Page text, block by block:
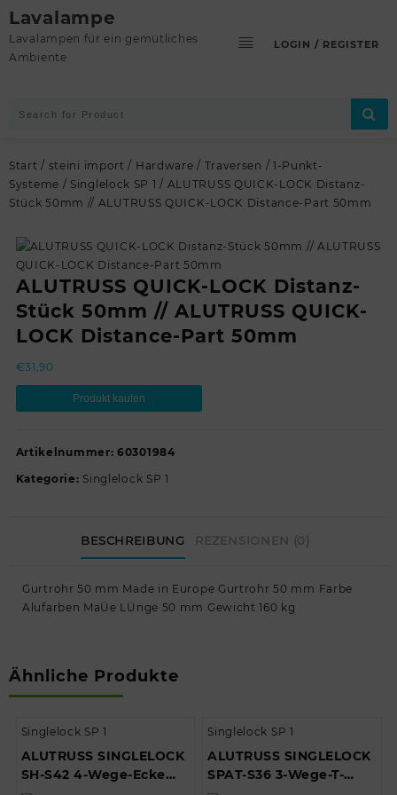
Skip
to
content
Lavalampe
Lavalampen für ein gemütliches
Ambiente
LOGIN / REGISTER
Start / steini import / Hardware / Traversen / 1-Punkt-
Systeme / Singlelock SP 1 / ALUTRUSS QUICK-LOCK Distanz-
Stück 50mm // ALUTRUSS QUICK-LOCK Distance-Part 50mm
ALUTRUSS QUICK-LOCK Distanz-
Stück 50mm // ALUTRUSS QUICK-
LOCK Distance-Part 50mm
€31,90
Produkt kaufen
Artikelnummer: 60301984
Kategorie: Singlelock SP 1
BESCHREIBUNG REZENSIONEN (0)
Gurtrohr 50 mm Made in Europe Gurtrohr 50 mm Farbe
Alufarben MaÜe LÜnge 50 mm Gewicht 160 kg
Ähnliche Produkte
Singlelock SP 1
ALUTRUSS SINGLELOCK
SH-S42 4-Wege-Ecke
Singlelock SP 1
ALUTRUSS SINGLELOCK
SPAT-S36 3-Wege-T-